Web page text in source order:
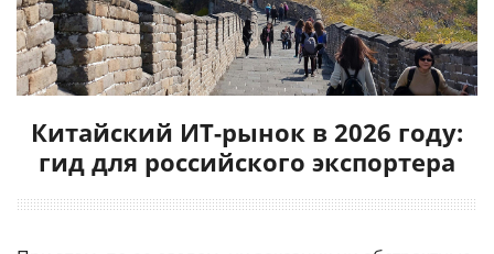
Китайский ИТ-рынок в 2026 году:
гид для российского экспортера